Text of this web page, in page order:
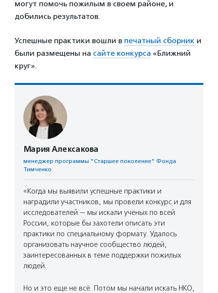
могут помочь пожилым в своем районе, и
добились результатов.
Успешные практики вошли в печатный сборник и
были размещены на сайте конкурса «Ближний
круг».
Мария Алексакова
менеджер программы "Старшее поколение" Фонда
Тимченко
«Когда мы выявили успешные практики и
наградили участников, мы провели конкурс и для
исследователей — мы искали ученых по всей
России, которые бы захотели описать эти
практики по специальному формату. Удалось
организовать научное сообщество людей,
заинтересованных в теме поддержки пожилых
людей.
Но и это еще не всё. Потом мы начали искать НКО,